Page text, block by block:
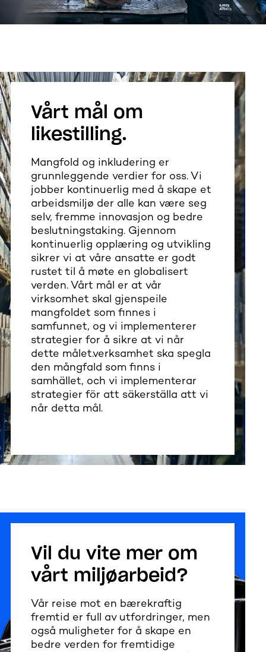
Vårt mål om
likestilling.
Mangfold og inkludering er
grunnleggende verdier for oss. Vi
jobber kontinuerlig med å skape et
arbeidsmiljø der alle kan være seg
selv, fremme innovasjon og bedre
beslutningstaking. Gjennom
kontinuerlig opplæring og utvikling
sikrer vi at våre ansatte er godt
rustet til å møte en globalisert
verden. Vårt mål er at vår
virksomhet skal gjenspeile
mangfoldet som finnes i
samfunnet, og vi implementerer
strategier for å sikre at vi når
dette målet.verksamhet ska spegla
den mångfald som finns i
samhället, och vi implementerar
strategier för att säkerställa att vi
når detta mål.
Vil du vite mer om
vårt miljøarbeid?
Vår reise mot en bærekraftig
fremtid er full av utfordringer, men
også muligheter for å skape en
bedre verden for fremtidige